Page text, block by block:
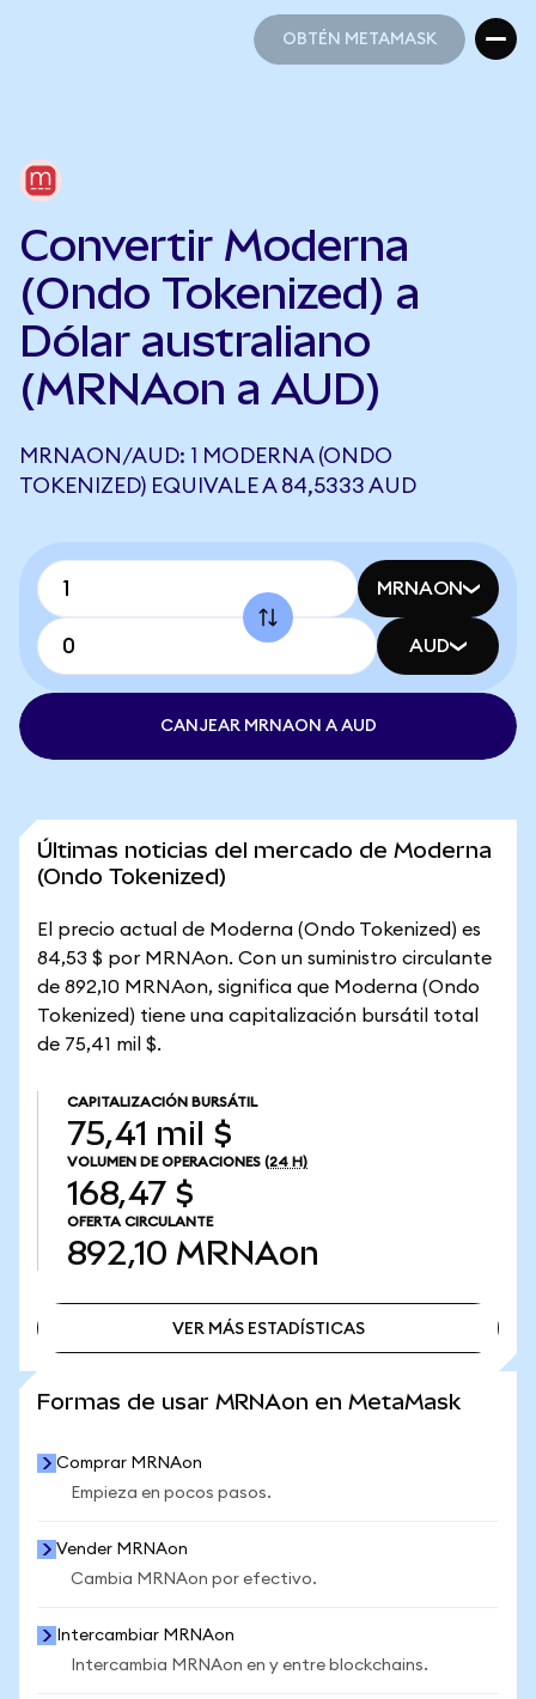
OBTÉN METAMASK
Convertir Moderna
(Ondo Tokenized) a
Dólar australiano
(MRNAon a AUD)
MRNAON/AUD: 1 MODERNA (ONDO
TOKENIZED) EQUIVALE A 84,5333 AUD
MRNAON
AUD
CANJEAR MRNAON A AUD
Últimas noticias del mercado de Moderna
(Ondo Tokenized)
El precio actual de Moderna (Ondo Tokenized) es
84,53 $ por MRNAon. Con un suministro circulante
de 892,10 MRNAon, significa que Moderna (Ondo
Tokenized) tiene una capitalización bursátil total
de 75,41 mil $.
CAPITALIZACIÓN BURSÁTIL
75,41 mil $
VOLUMEN DE OPERACIONES (24 H)
168,47 $
OFERTA CIRCULANTE
892,10 MRNAon
VER MÁS ESTADÍSTICAS
Formas de usar MRNAon en MetaMask
Comprar MRNAon
Empieza en pocos pasos.
Vender MRNAon
Cambia MRNAon por efectivo.
Intercambiar MRNAon
Intercambia MRNAon en y entre blockchains.